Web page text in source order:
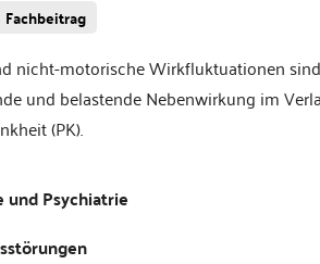
Fachbeitrag
nicht-motorische Wirkfluktuationen
und belastende Nebenwirkung im
(PK).
und Psychiatrie